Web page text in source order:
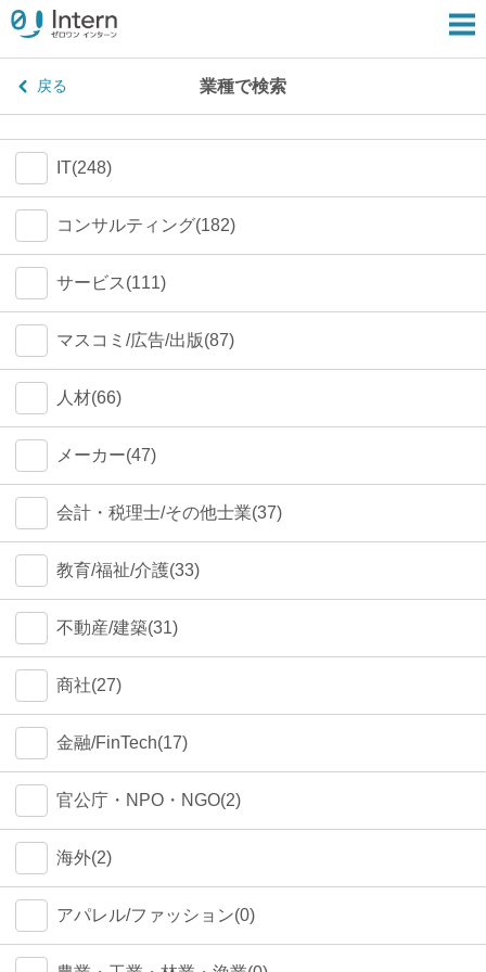
戻る 業種で検索
IT(248)
コンサルティング(182)
サービス(111)
マスコミ/広告/出版(87)
人材(66)
メーカー(47)
会計・税理士/その他士業(37)
教育/福祉/介護(33)
不動産/建築(31)
商社(27)
金融/FinTech(17)
官公庁・NPO・NGO(2)
海外(2)
アパレル/ファッション(0)